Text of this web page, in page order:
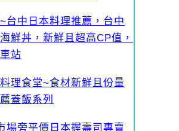
台中日本料理推薦，台中
鮮丼，新鮮且超高CP值，
站
理食堂~食材新鮮且份量
蓋飯系列
場旁平價日本握壽司專賣